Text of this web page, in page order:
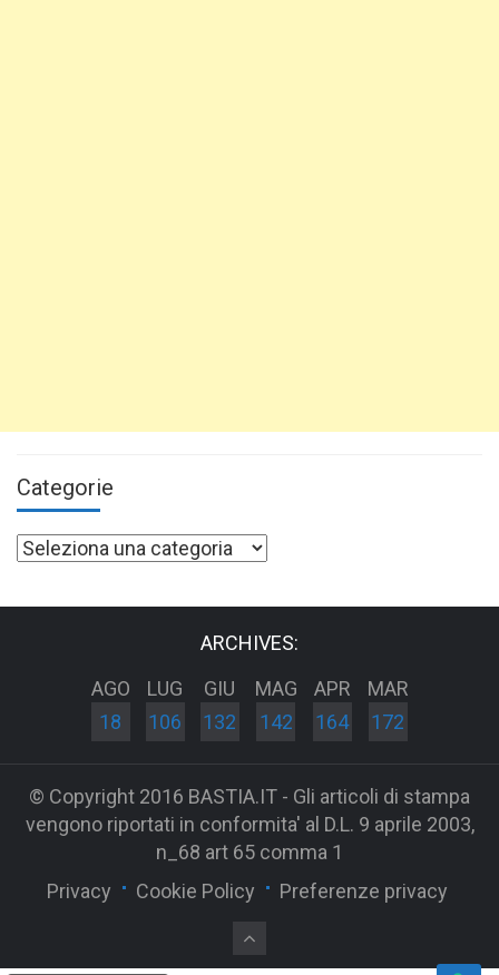
Categorie
Categorie
ARCHIVES:
AGO
18
LUG
106
GIU
132
MAG
142
APR
164
MAR
172
© Copyright 2016 BASTIA.IT - Gli articoli di stampa
vengono riportati in conformita' al D.L. 9 aprile 2003,
n_68 art 65 comma 1
Privacy
Cookie Policy Preferenze privacy